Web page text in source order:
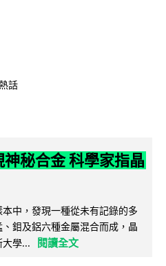
話
秘合金 科學家指晶
中，發現一種從未有記錄的多
鉬及鋁六種金屬混合而成，晶
學...
閱讀全文